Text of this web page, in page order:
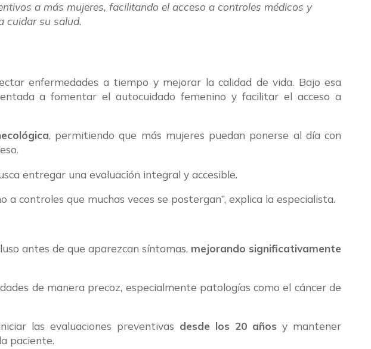
a más mujeres, facilitando el acceso a controles médicos y
cuidar su salud.
enfermedades a tiempo y mejorar la calidad de vida. Bajo esa
a fomentar el autocuidado femenino y facilitar el acceso a
, permitiendo que más mujeres puedan ponerse al día con
entregar una evaluación integral y accesible.
controles que muchas veces se postergan”, explica la especialista.
antes de que aparezcan síntomas, mejorando significativamente
de manera precoz, especialmente patologías como el cáncer de
las evaluaciones preventivas desde los 20 años y mantener
paciente.